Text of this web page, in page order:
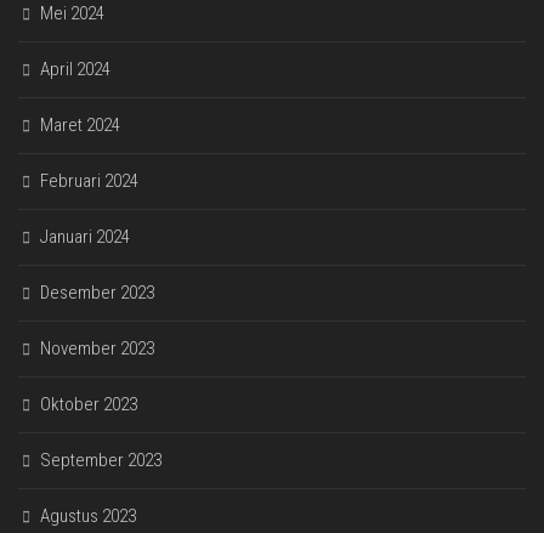
Mei 2024
April 2024
Maret 2024
Februari 2024
Januari 2024
Desember 2023
November 2023
Oktober 2023
September 2023
Agustus 2023